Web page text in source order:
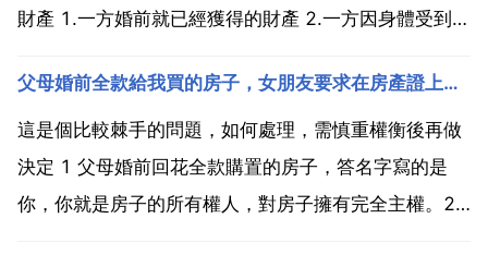
財產 1.一方婚前就已經獲得的財產 2.一方因身體受到傷
通過遺囑或贈與合同得到的，而且遺囑或者合同中確定
只歸夫妻雙方中一方的財產 4.一方專用的生活用品...
父母婚前全款給我買的房子，女朋友要求在房產證上加上她的名字
這是個比較棘手的問題，如何處理，需慎重權衡後再做
決定 1 父母婚前回花全款購置的房子，答名字寫的是
你，你就是房子的所有權人，對房子擁有完全主權。2